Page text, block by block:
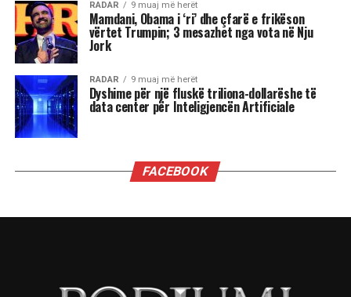
të reja, për të tjera, një moment i ndjeshëm ku
fati kërkon maturi dhe vetëpërmbajtje
Çdo shenjë do ta ndjejë këtë energji ndryshe nga
përplasjet emocionale të Dashit dhe pasiguritë e
Shigjetarit, te balancimi personal i Peshores dhe
fuqia komunikuese e Ujorit. Por një gjë është e
sigurt: qielli është në lëvizje dhe kush është i
gatshëm të dëgjojë mesazhet e tij, mund të dalë
futur tashmë në Peshore. Dhe duke u futur Dielli